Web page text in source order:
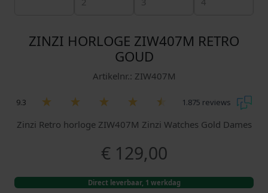
ZINZI HORLOGE ZIW407M RETRO
GOUD
Artikelnr.: ZIW407M
9.3 1.875 reviews
Zinzi Retro horloge ZIW407M Zinzi Watches Gold Dames
€129,00
Direct leverbaar, 1 werkdag